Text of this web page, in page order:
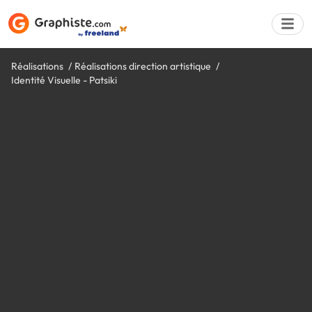
Réalisations
Réalisations direction artistique
Identité Visuelle - Patsiki